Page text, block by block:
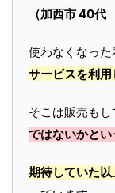
（加西市 40代
使わなくなった
サービスを利
そこは販売もし
ではないかと
期待していた